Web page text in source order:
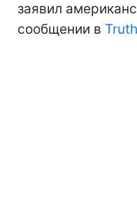
заявил
сообщении в